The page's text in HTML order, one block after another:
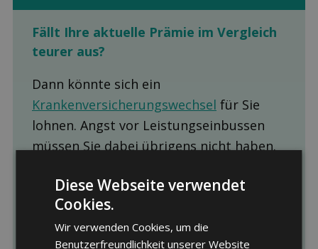
Fällt Ihre aktuelle Prämie im Ver­gleich
teurer aus?
Dann könnte sich ein
Krankenversicherungswechsel für Sie
lohnen. Angst vor Leistungseinbussen
müssen Sie dabei übrigens nicht haben.
sind gesetzlich vorgegeben und daher
bei allen Krankenkassen, Modellen und
Franchisen identisch.
Diese Webseite verwendet
Cookies.
Wir verwenden Cookies, um die
Benutzerfreundlichkeit unserer Website